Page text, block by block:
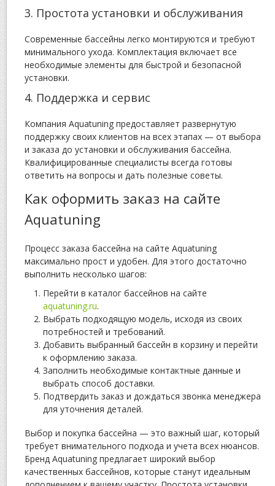
3. Простота установки и обслуживания
Современные бассейны легко монтируются и требуют
минимального ухода. Комплектация включает все
необходимые элементы для быстрой и безопасной
установки.
4. Поддержка и сервис
Компания Aquatuning предоставляет развернутую
поддержку своих клиентов на всех этапах — от выбора
и заказа до установки и обслуживания бассейна.
Квалифицированные специалисты всегда готовы
ответить на вопросы и дать полезные советы.
Как оформить заказ на сайте
Aquatuning
Процесс заказа бассейна на сайте Aquatuning
максимально прост и удобен. Для этого достаточно
выполнить несколько шагов:
Перейти в каталог бассейнов на сайте
aquatuning.ru.
Выбрать подходящую модель, исходя из своих
потребностей и требований.
Добавить выбранный бассейн в корзину и перейти
к оформлению заказа.
Заполнить необходимые контактные данные и
выбрать способ доставки.
Подтвердить заказ и дождаться звонка менеджера
для уточнения деталей.
Выбор и покупка бассейна — это важный шаг, который
требует внимательного подхода и учета всех нюансов.
Бренд Aquatuning предлагает широкий выбор
качественных бассейнов, которые станут идеальным